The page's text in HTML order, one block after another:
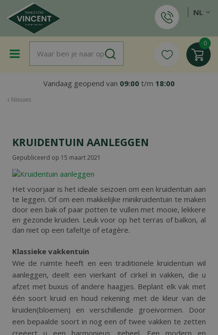
a
Nieuws
Vandaag geopend van 09:00 t/m 18:00
NL
KRUIDENTUIN AANLEGGEN
Gepubliceerd op 15 maart 2021
Het voorjaar is het ideale seizoen om een kruidentuin aan
te leggen. Of om een makkelijke minikruidentuin te maken
door een bak of paar potten te vullen met mooie, lekkere
en gezonde kruiden. Leuk voor op het terras of balkon, al
dan niet op een tafeltje of etagère.
Klassieke vakkentuin
Wie de ruimte heeft en een traditionele kruidentuin wil
aanleggen, deelt een vierkant of cirkel in vakken, die u
afzet met buxus of andere haagjes. Beplant elk vak met
één soort kruid en houd rekening met de kleur van de
kruiden(bloemen) en verschillende groeivormen. Door
een bepaalde soort in nog een of twee vakken te zetten
creëert u een harmonieus geheel. Een modern en